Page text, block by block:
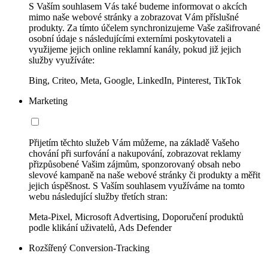
S Vaším souhlasem Vás také budeme informovat o akcích
mimo naše webové stránky a zobrazovat Vám příslušné
produkty. Za tímto účelem synchronizujeme Vaše zašifrované
osobní údaje s následujícími externími poskytovateli a
využijeme jejich online reklamní kanály, pokud již jejich
služby využíváte:
Bing, Criteo, Meta, Google, LinkedIn, Pinterest, TikTok
Marketing
Přijetím těchto služeb Vám můžeme, na základě Vašeho
chování při surfování a nakupování, zobrazovat reklamy
přizpůsobené Vašim zájmům, sponzorovaný obsah nebo
slevové kampaně na naše webové stránky či produkty a měřit
jejich úspěšnost. S Vaším souhlasem využíváme na tomto
webu následující služby třetích stran:
Meta-Pixel, Microsoft Advertising, Doporučení produktů
podle klikání uživatelů, Ads Defender
Rozšířený Conversion-Tracking